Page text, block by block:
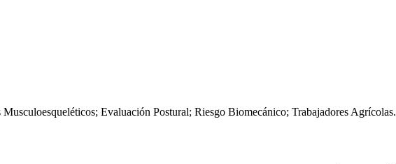
Evaluación Postural; Riesgo Biomecánico; Trabajadores Agrícolas.